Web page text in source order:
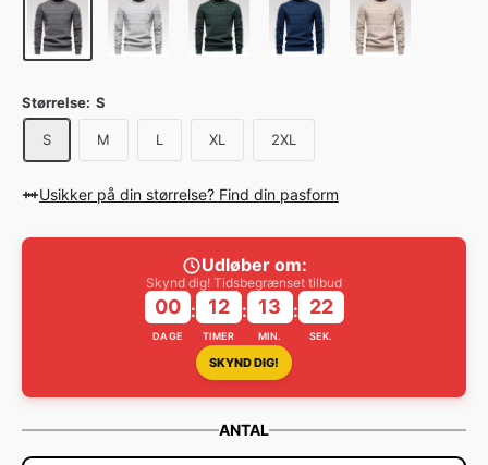
Størrelse: S
S M L XL 2XL
Usikker på din størrelse? Find din pasform
Udløber om:
Skynd dig! Tidsbegrænset tilbud
00
DAGE
: 12
TIMER
: 13
MIN.
: 22
SEK.
SKYND DIG!
ANTAL